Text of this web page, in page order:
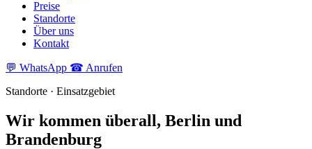
Preise
Standorte
Über uns
Kontakt
💬 WhatsApp ☎ Anrufen
Standorte · Einsatzgebiet
Wir kommen überall, Berlin und
Brandenburg